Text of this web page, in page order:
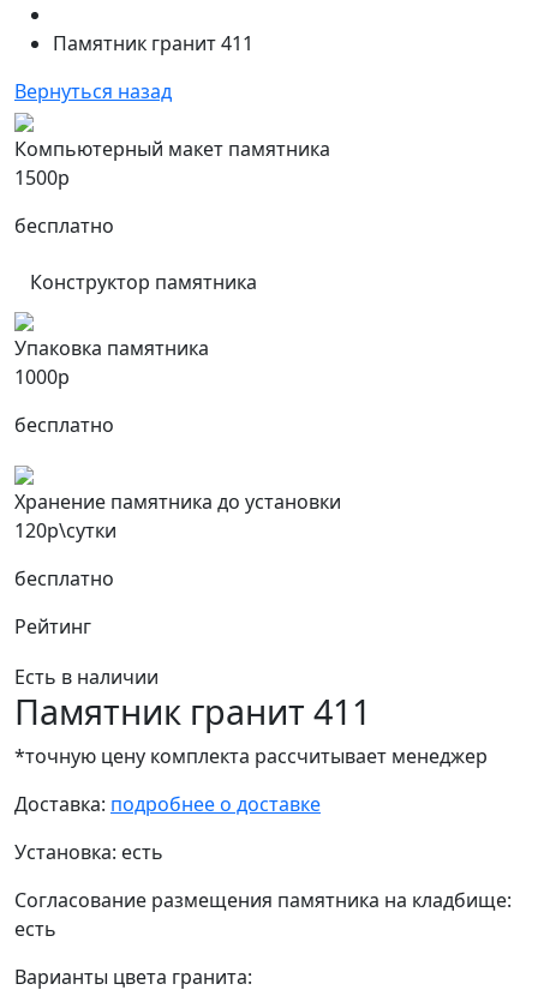
Памятник гранит 411
Вернуться назад
Компьютерный макет памятника
1500р
бесплатно
Конструктор памятника
Упаковка памятника
1000р
бесплатно
Хранение памятника до установки
120р\сутки
бесплатно
Рейтинг
Есть в наличии
Памятник гранит 411
*точную цену комплекта рассчитывает менеджер
Доставка: подробнее о доставке
Установка: есть
Согласование размещения памятника на кладбище:
есть
Варианты цвета гранита: